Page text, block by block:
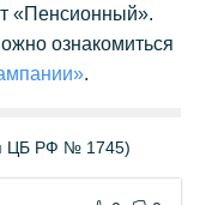
«Пенсионный».
ознакомиться
.
ЦБ РФ № 1745)